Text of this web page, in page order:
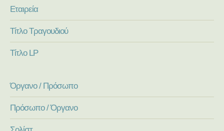
Εταιρεία
Τίτλο Τραγουδιού
Τίτλο LP
Όργανο / Πρόσωπο
Πρόσωπο / Όργανο